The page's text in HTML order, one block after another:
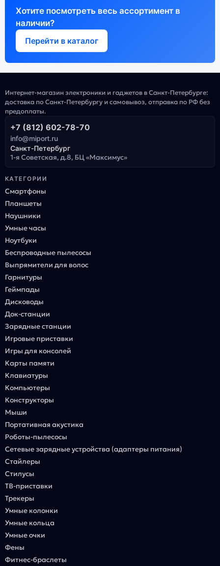
Хотите посмотреть весь ассортимент в
наличии?
Перейти в каталог
Интернет-магазин электроники и гаджетов в Санкт-Петербурге:
доставка по Санкт-Петербургу и самовывоз, отправка по РФ без
предоплаты.
+7 (812) 602-78-70
info@miport.ru
Санкт-Петербург
1-я Советская, д.8, БЦ «Максимус»
КАТЕГОРИИ
Смартфоны
Планшеты
Наушники
Умные часы
Ноутбуки
Беспроводные пылесосы
Выпрямители для волос
Гарнитуры
Геймпады
Дисководы
Док-станции
Зарядные станции
Игровые приставки
Игры для консолей
Карты памяти
Клавиатуры
Компьютеры
Конструкторы
Мыши
Портативная акустика
Роботы-пылесосы
Сетевые зарядные устройства (адаптеры питания)
Стайлеры
Стилусы
ТВ-приставки
Трекеры
Умные колонки
Умные кольца
Умные очки
Фены
Фитнес-браслеты